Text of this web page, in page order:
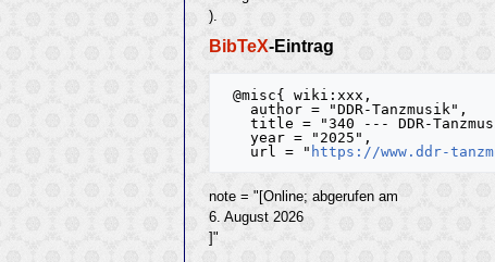
).
BibTeX-Eintrag
   url = "
https://www.ddr-
note = "[Online; abgerufen am
6. August 2026
]"